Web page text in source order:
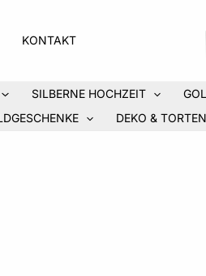
KONTAKT
SILBERNE HOCHZEIT
DEKO &